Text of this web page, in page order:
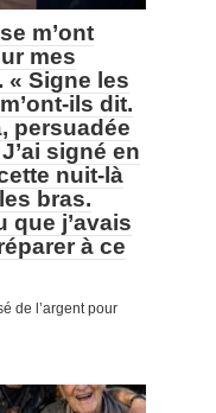
m’ont
mes
« Signe les
ils dit.
persuadée
signé en
nuit-là
bras.
que j’avais
à ce
de l’argent pour